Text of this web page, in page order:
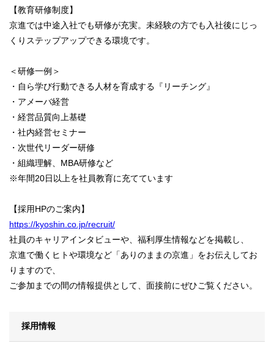
【教育研修制度】
京進では中途⼊社でも研修が充実。未経験の⽅でも⼊社後にじっ
くりステップアップできる環境です。
＜研修⼀例＞
・自ら学び行動できる人材を育成する『リーチング』
・アメーバ経営
・経営品質向上基礎
・社内経営セミナー
・次世代リーダー研修
・組織理解、MBA研修など
※年間20⽇以上を社員教育に充てています
【採用HPのご案内】
https://kyoshin.co.jp/recruit/
社員のキャリアインタビューや、福利厚生情報などを掲載し、
京進で働くヒトや環境など「ありのままの京進」をお伝えしてお
りますので、
ご参加までの間の情報提供として、面接前にぜひご覧ください。
採用情報